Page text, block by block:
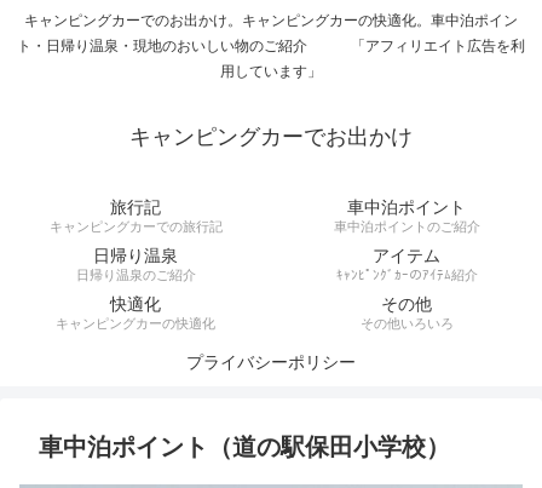
キャンピングカーでのお出かけ。キャンピングカーの快適化。車中泊ポイン
ト・日帰り温泉・現地のおいしい物のご紹介 「アフィリエイト広告を利
用しています」
キャンピングカーでお出かけ
旅行記
キャンピングカーでの旅行記
車中泊ポイント
車中泊ポイントのご紹介
日帰り温泉
日帰り温泉のご紹介
アイテム
ｷｬﾝﾋﾟﾝｸﾞｶｰのｱｲﾃﾑ紹介
快適化
キャンピングカーの快適化
その他
その他いろいろ
プライバシーポリシー
車中泊ポイント（道の駅保田小学校）